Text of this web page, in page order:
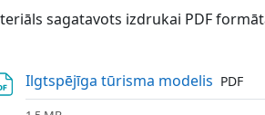
sagatavots izdrukai PDF
Ilgtspējīga tūrisma modelis File
PDF